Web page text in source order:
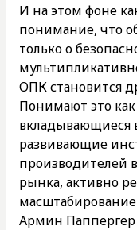
И на этом фоне
понимание, что
только о
ОПК становится
Понимают это как
вкладывающиеся
развивающие
производителей
рынка, активно
масштабирование
Армин